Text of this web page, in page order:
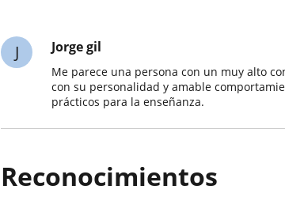
J Jorge gil
Me parece una persona con un muy alto
con su personalidad y amable
prácticos para la enseñanza.
Reconocimientos